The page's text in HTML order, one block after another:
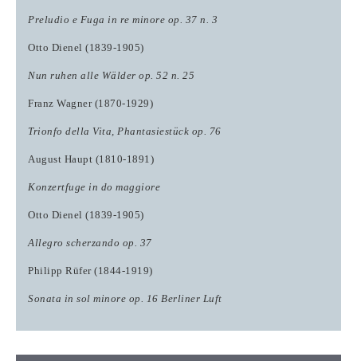
Preludio e Fuga in re minore op. 37 n. 3
Otto Dienel (1839-1905)
Nun ruhen alle Wälder op. 52 n. 25
Franz Wagner (1870-1929)
Trionfo della Vita, Phantasiestück op. 76
August Haupt (1810-1891)
Konzertfuge in do maggiore
Otto Dienel (1839-1905)
Allegro scherzando op. 37
Philipp Rüfer (1844-1919)
Sonata in sol minore op. 16 Berliner Luft